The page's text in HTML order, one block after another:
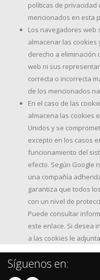
políticas de
mencionados en esta
Los navegadores web
almacenar las
derecho a eliminación
web ni sus
correcta o incorrecta
de los mencionados
En el caso de las
almacena las cookies
Unidos y se
excepto en los casos
funcionamiento del
efecto. Según Google
una compañía
garantiza que todos
con un nivel de
Puede consultar
este enlace. Si desea
a las cookies le
Síguenos en: